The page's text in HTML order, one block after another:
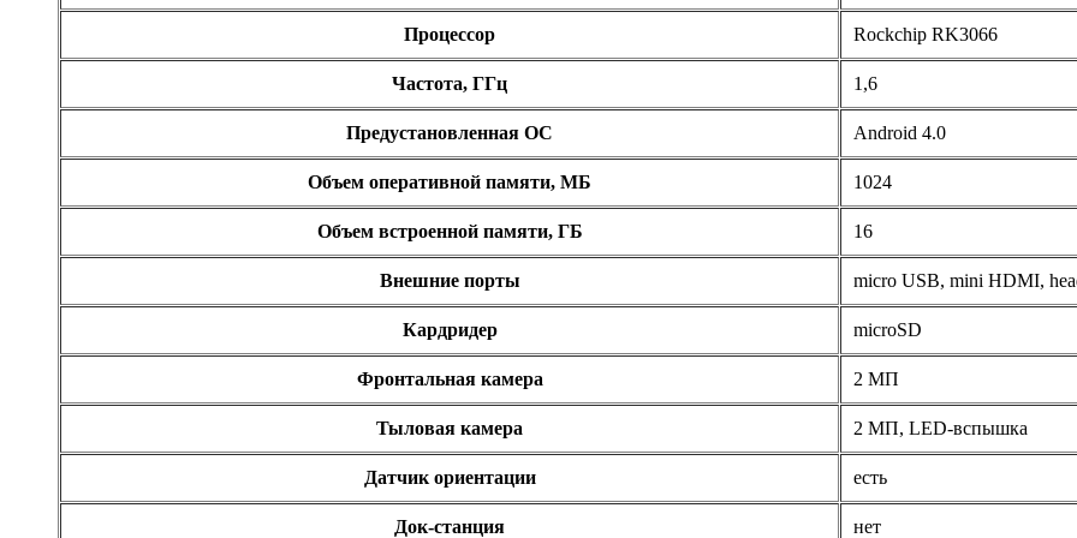
Supercomp
Systemnik
Verbatim
Vt computers
Wibtek
Процессор Rockchip RK3066
Частота, ГГц 1,6
Предустановленная ОС Android 4.0
Объем оперативной памяти, МБ 1024
Объем встроенной памяти, ГБ 16
Внешние порты micro USB, mini HDMI,
Кардридер microSD
Фронтальная камера 2 МП
Тыловая камера 2 МП, LED-вспышка
Датчик ориентации есть
Док-станция нет